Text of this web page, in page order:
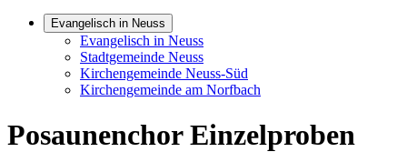
Evangelisch in Neuss
Evangelisch in Neuss
Stadtgemeinde Neuss
Kirchengemeinde Neuss-Süd
Kirchengemeinde am Norfbach
Posaunenchor Einzelproben